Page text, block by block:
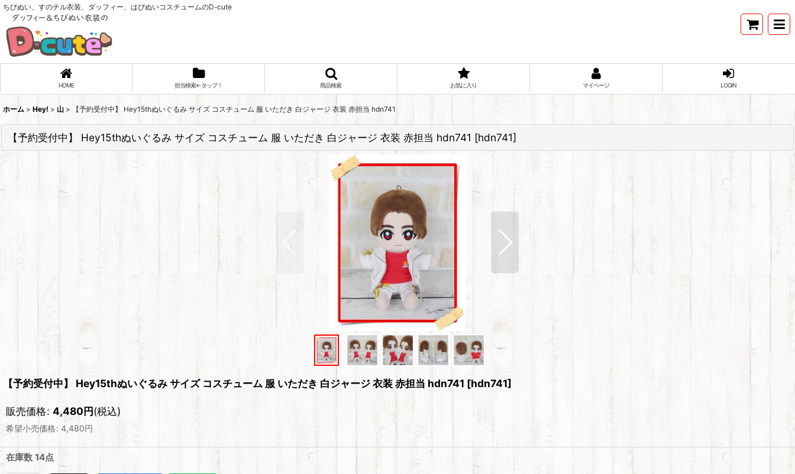
ちびぬい、すのチル衣装、ダッフィー、はぴぬいコスチュームのD-cute
HOME 担当検索←タップ！ 商品検索 お気に入り マイページ LOGIN
ホーム > Hey! > 山 > 【予約受付中】 Hey15thぬいぐるみ サイズ コスチューム 服 いただき 白ジャージ 衣装 赤担当 hdn741
【予約受付中】 Hey15thぬいぐるみ サイズ コスチューム 服 いただき 白ジャージ 衣装 赤担当 hdn741 [hdn741]
【予約受付中】 Hey15thぬいぐるみ サイズ コスチューム 服 いただき 白ジャージ 衣装 赤担当 hdn741 [hdn741]
販売価格: 4,480円(税込)
希望小売価格: 4,480円
在庫数 14点